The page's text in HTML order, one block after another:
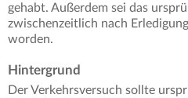
gehabt. Außerdem sei das
zwischenzeitlich nach
worden.
Hintergrund
Der Verkehrsversuch sollte